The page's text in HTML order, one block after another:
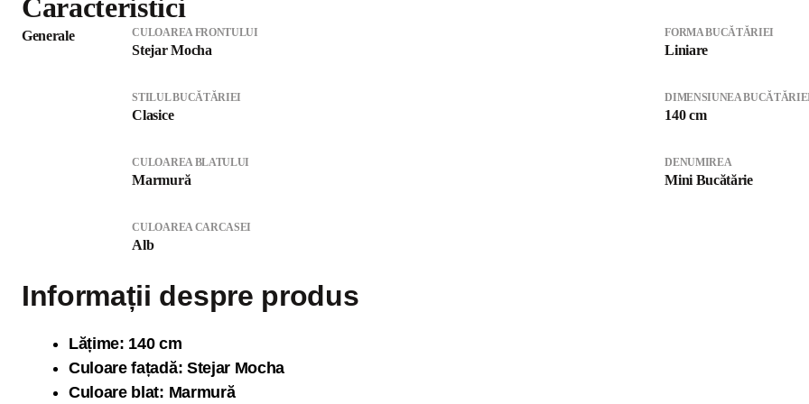
Caracteristici
Generale CULOAREA FRONTULUI
Stejar Mocha
FORMA BUCĂTĂRIEI
Liniare
STILUL BUCĂTĂRIEI
Clasice
DIMENSIUNEA
140 cm
CULOAREA BLATULUI
Marmură
DENUMIREA
Mini Bucătărie
CULOAREA CARCASEI
Alb
Informații despre produs
Lățime: 140 cm
Culoare fațadă: Stejar Mocha
Culoare blat: Marmură